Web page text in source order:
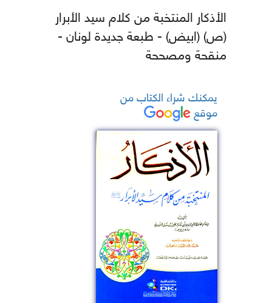
الأذكار المنتخبة من كلام سيد الأبرار
(ص) (ابيض) - طبعة جديدة لونان -
منقحة ومصححة
يمكنك شراء الكتاب من
موقع